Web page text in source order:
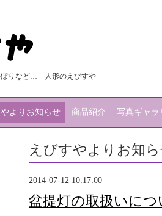
ぼりなど… 人形のえびすや
よりお知らせ 商品紹介 写真ギャラ
えびすやよりお知
2014-07-12 10:17:00
盆提灯の取扱いにつ